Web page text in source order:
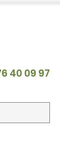
40 09 97